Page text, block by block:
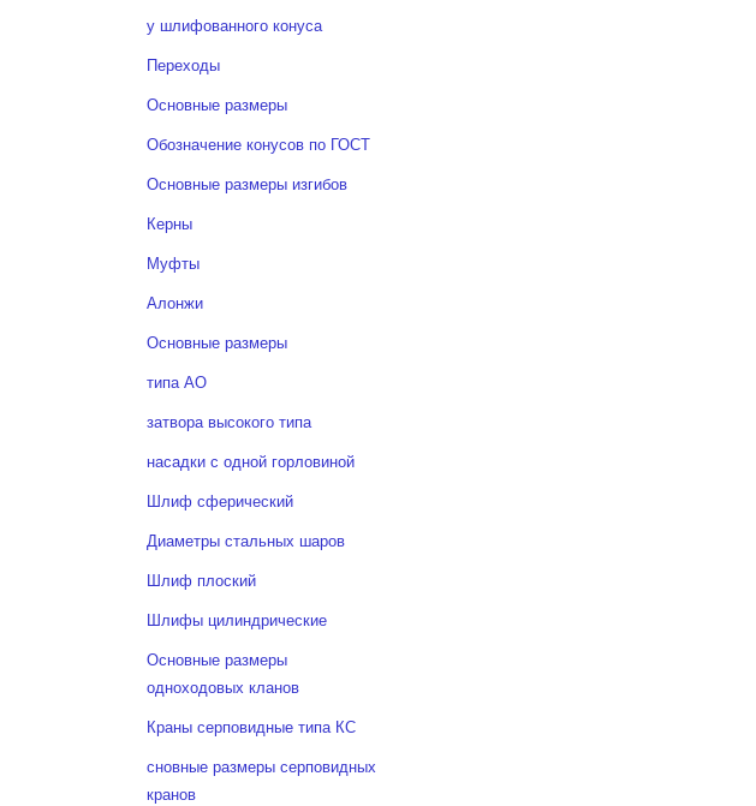
у шлифованного конуса
Переходы
Основные размеры
Обозначение конусов по ГОСТ
Основные размеры изгибов
Керны
Муфты
Алонжи
Основные размеры
типа АО
затвора высокого типа
насадки с одной горловиной
Шлиф сферический
Диаметры стальных шаров
Шлиф плоский
Шлифы цилиндрические
Основные размеры
одноходовых кланов
Краны серповидные типа КС
сновные размеры серповидных
кранов